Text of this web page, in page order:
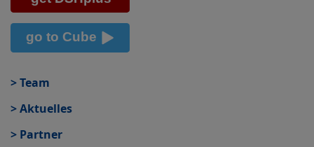
> Team
> Aktuelles
> Partner